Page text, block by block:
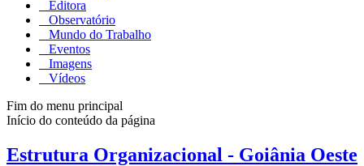
Editora
Observatório
Mundo do Trabalho
Eventos
Imagens
Vídeos
Fim do menu principal
Início do conteúdo da página
Estrutura Organizacional - Goiânia Oeste